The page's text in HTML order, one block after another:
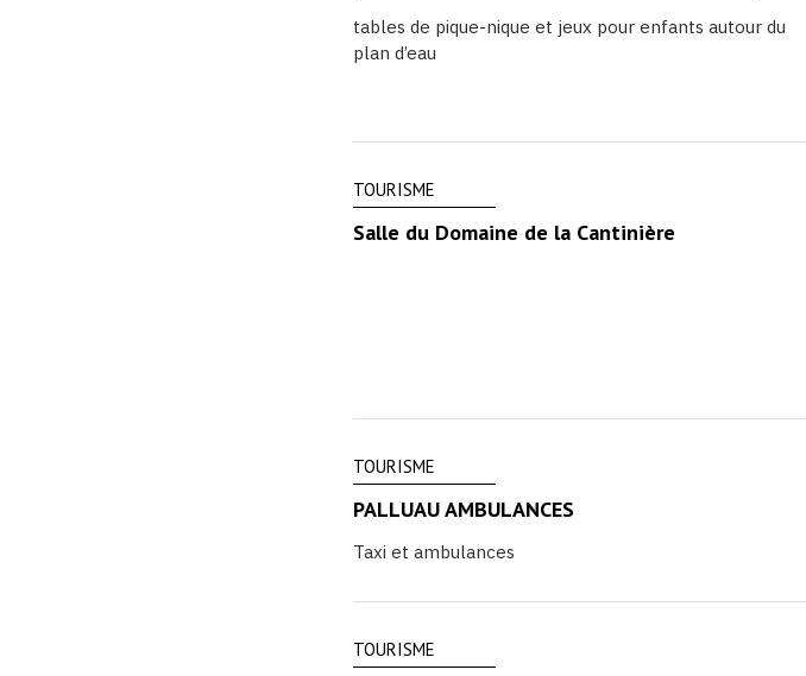
tables de pique-nique et jeux pour enfants autour du
plan d’eau
TOURISME
Salle du Domaine de la Cantinière
TOURISME
PALLUAU AMBULANCES
Taxi et ambulances
TOURISME